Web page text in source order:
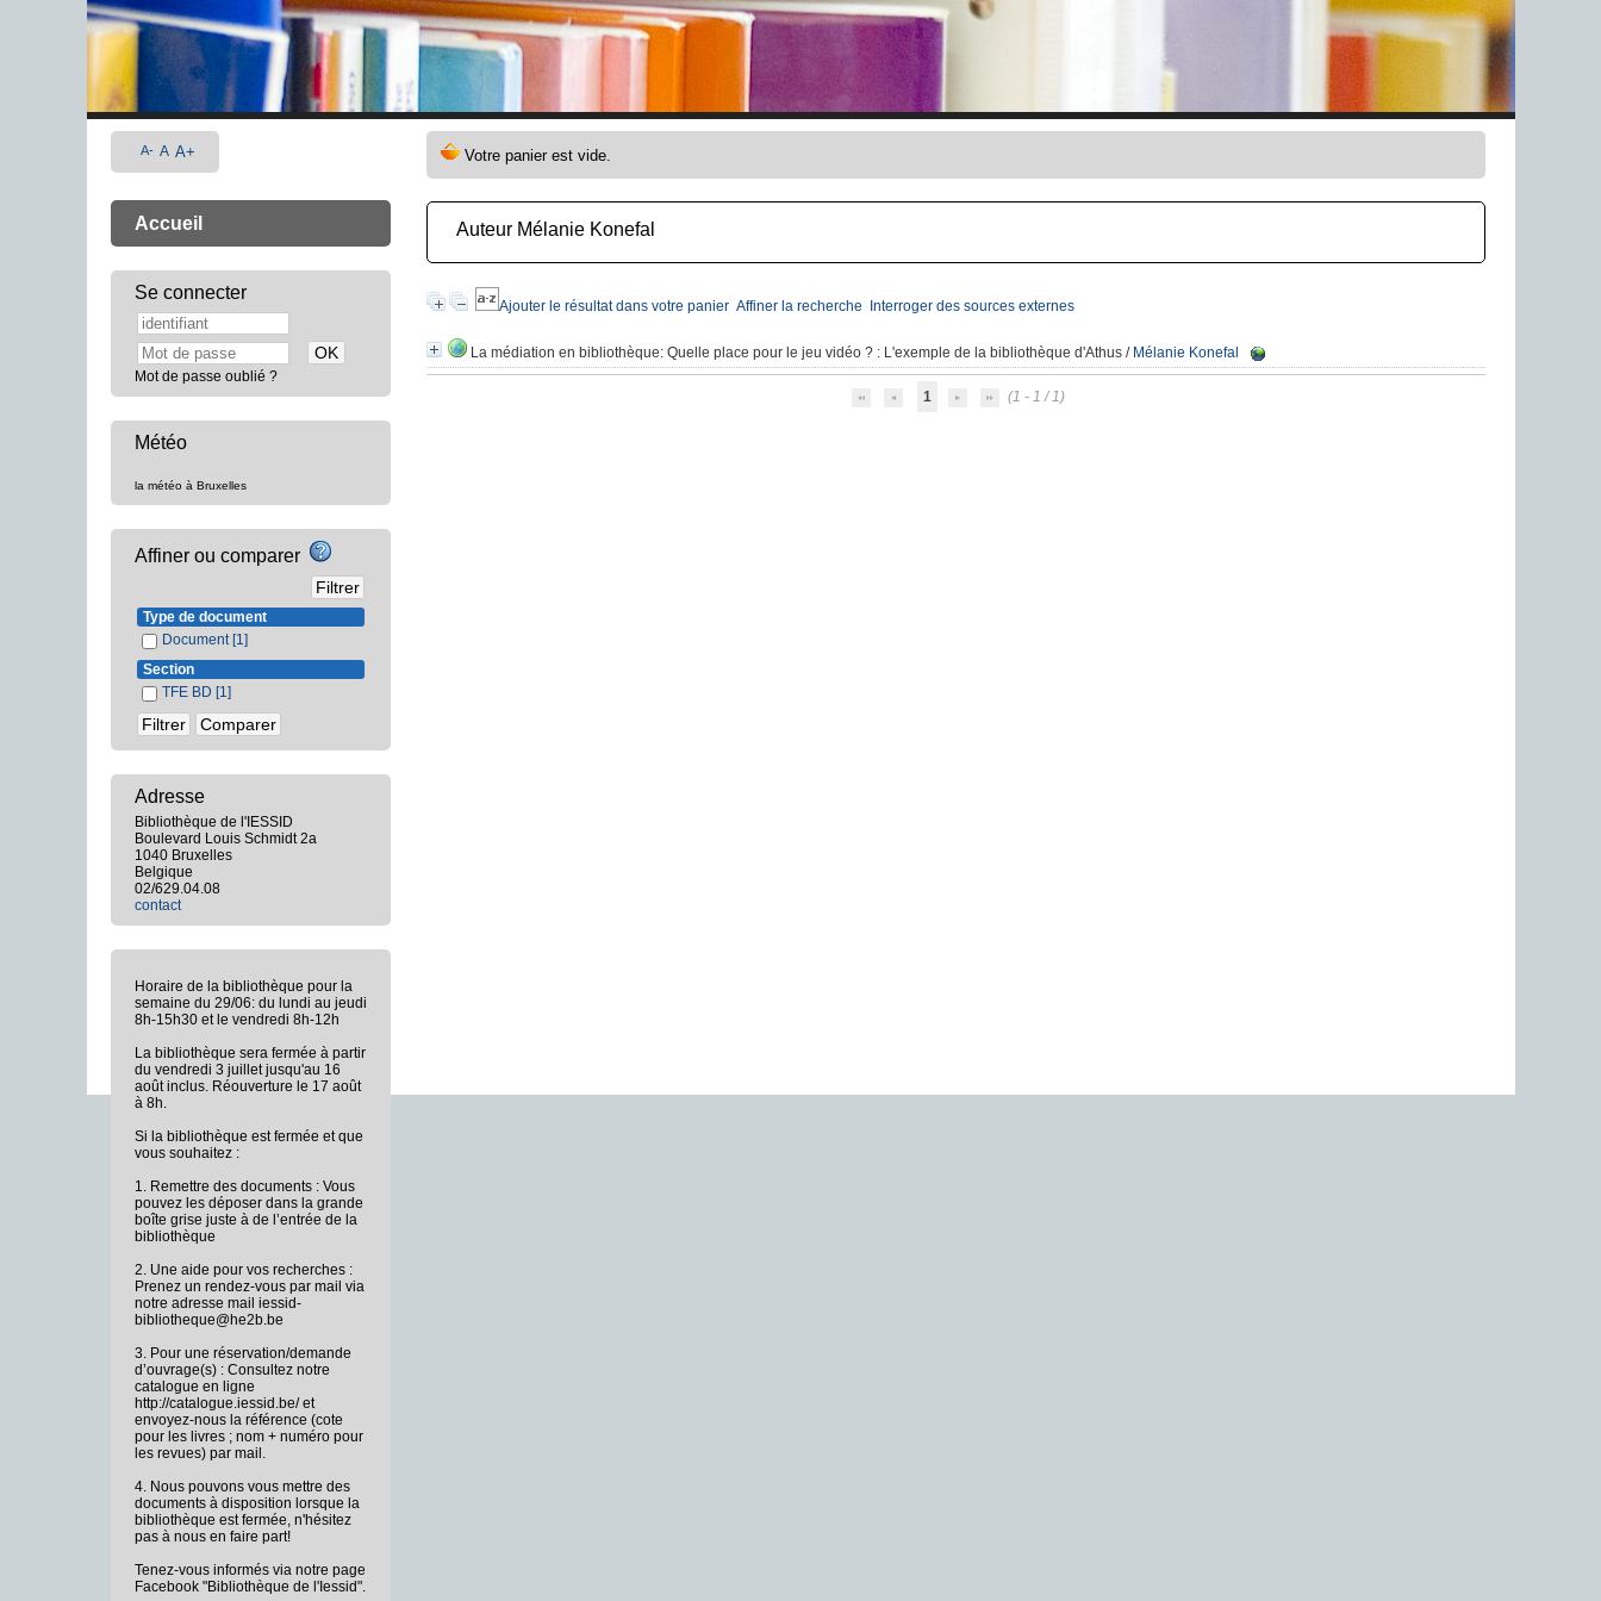
Auteur Mélanie Konefal
Ajouter le résultat dans votre panier Affiner la recherche Interroger des sources externes
La médiation en bibliothèque: Quelle place pour le jeu vidéo ?: L'exemple de la bibliothèque d'Athus/ Mélanie Konefal
1 (1 - 1 / 1)
A- A A+
Accueil
Se connecter
Mot de passe oublié ?
Météo
la météo à Bruxelles
Affiner ou comparer
Type de document
Document [1]
Section
TFE BD [1]
Adresse
Bibliothèque de l'IESSID
Boulevard Louis Schmidt 2a
1040 Bruxelles
Belgique
02/629.04.08
contact
Horaire de la bibliothèque pour la
semaine du 29/06: du lundi au jeudi
8h-15h30 et le vendredi 8h-12h
La bibliothèque sera fermée à partir
du vendredi 3 juillet jusqu'au 16
août inclus. Réouverture le 17 août
à 8h.
Si la bibliothèque est fermée et que
vous souhaitez :
1. Remettre des documents : Vous
pouvez les déposer dans la grande
boîte grise juste à de l’entrée de la
bibliothèque
2. Une aide pour vos recherches :
Prenez un rendez-vous par mail via
notre adresse mail iessid-
bibliotheque@he2b.be
3. Pour une réservation/demande
d’ouvrage(s) : Consultez notre
catalogue en ligne
http://catalogue.iessid.be/ et
envoyez-nous la référence (cote
pour les livres ; nom + numéro pour
les revues) par mail.
4. Nous pouvons vous mettre des
documents à disposition lorsque la
bibliothèque est fermée, n'hésitez
pas à nous en faire part!
Tenez-vous informés via notre page
Facebook "Bibliothèque de l'Iessid".